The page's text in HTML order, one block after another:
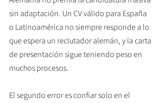
sin adaptación. Un CV válido para España
o Latinoamérica no siempre responde a lo
que espera un reclutador alemán, y la carta
de presentación sigue teniendo peso en
muchos procesos.
El segundo error es confiar solo en el